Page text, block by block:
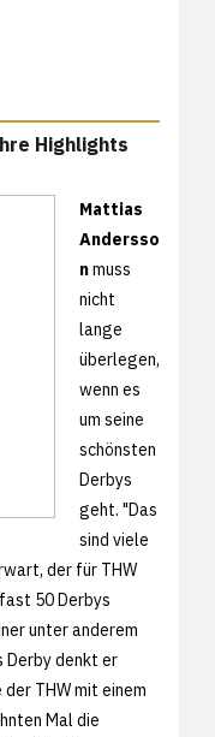
Highlights
Mattias
Andersso
nmuss
nicht
lange
überlegen,
wenn es
um seine
schönsten
Derbys
geht. "Das
sind viele
der für THW
50 Derbys
unter anderem
Derby denkt er
THW mit einem
Mal die